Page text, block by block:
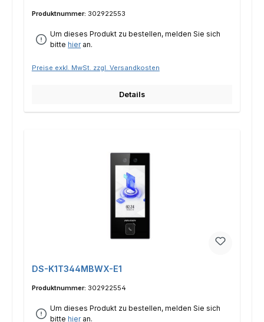
Produktnummer: 302922553
Um dieses Produkt zu bestellen, melden Sie sich
bittehieran.
Preise exkl. MwSt. zzgl. Versandkosten
Details
DS-K1T344MBWX-E1
Produktnummer: 302922554
Um dieses Produkt zu bestellen, melden Sie sich
bittehieran.